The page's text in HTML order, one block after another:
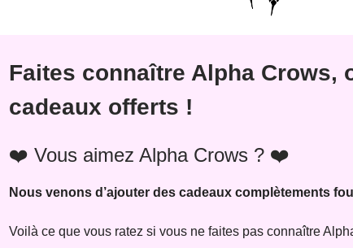
Faites connaître Alpha Crows,
cadeaux offerts !
❤️ Vous aimez Alpha Crows ? ❤️
Nous venons d’ajouter des cadeaux complètements
Voilà ce que vous ratez si vous ne faites pas connaître